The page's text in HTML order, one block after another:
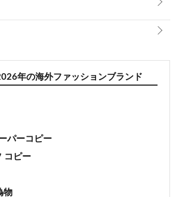
年の海外ファッションブランド
パーコピー
コピー
物